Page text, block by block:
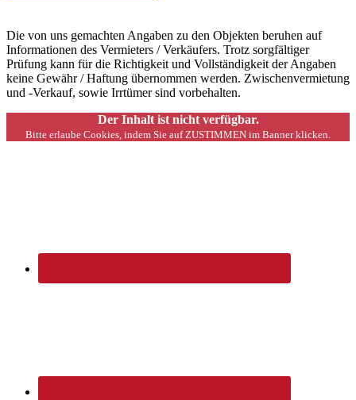
Die von uns gemachten Angaben zu den Objekten beruhen auf
Informationen des Vermieters / Verkäufers. Trotz sorgfältiger
Prüfung kann für die Richtigkeit und Vollständigkeit der Angaben
keine Gewähr / Haftung übernommen werden. Zwischenvermietung
und -Verkauf, sowie Irrtümer sind vorbehalten.
Der Inhalt ist nicht verfügbar.
Bitte erlaube Cookies, indem Sie auf ZUSTIMMEN im Banner klicken.